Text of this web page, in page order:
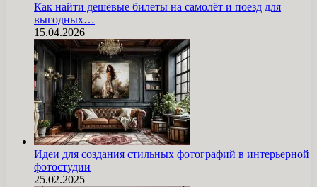
Как найти дешёвые билеты на самолёт и поезд для
выгодных…
15.04.2026
Идеи для создания стильных фотографий в интерьерной
фотостудии
25.02.2025